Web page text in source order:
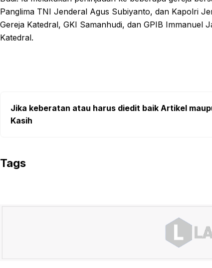
Panglima TNI Jenderal Agus Subiyanto, dan Kapolri
Gereja Katedral, GKI Samanhudi, dan GPIB Immanuel
Katedral.
Jika keberatan atau harus diedit baik Artikel
Kasih
Tags